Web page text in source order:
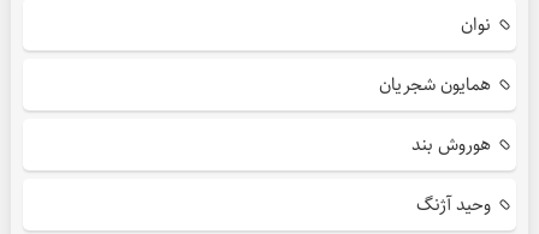
نوان
همایون شجریان
هوروش بند
وحید آژنگ